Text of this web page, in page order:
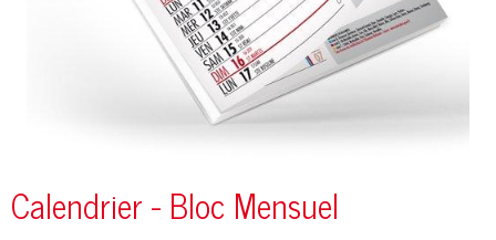
Calendrier - Bloc Mensuel